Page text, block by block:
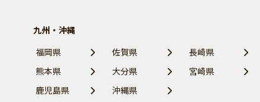
九州・沖縄
福岡県
佐賀県
長崎県
熊本県
大分県
宮崎県
鹿児島県
沖縄県